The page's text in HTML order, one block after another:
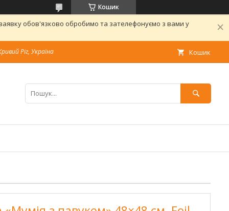
Кошик
обов'язково обробимо та зателефонуємо з вами у
Ріг, Україна Кошик